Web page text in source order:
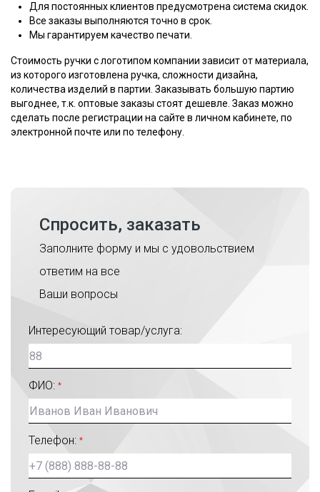
Для постоянных клиентов предусмотрена система скидок.
Все заказы выполняются точно в срок.
Мы гарантируем качество печати.
Стоимость ручки с логотипом компании зависит от материала,
из которого изготовлена ручка, сложности дизайна,
количества изделий в партии. Заказывать большую партию
выгоднее, т.к. оптовые заказы стоят дешевле. Заказ можно
сделать после регистрации на сайте в личном кабинете, по
электронной почте или по телефону.
Спросить, заказать
Заполните форму и мы с удовольствием
ответим на все
Ваши вопросы
Интересующий товар/услуга:
ФИО: *
Телефон: *